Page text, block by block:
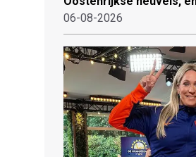
06-08-2026